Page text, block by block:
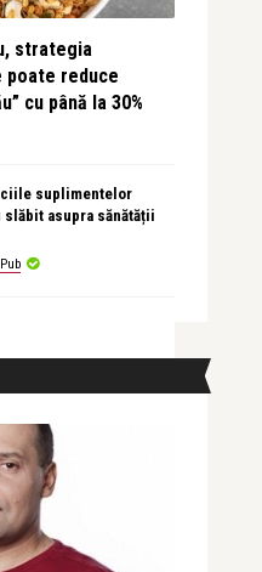
strategia
poate reduce
cu până la 30%
suplimentelor
slăbit asupra sănătății